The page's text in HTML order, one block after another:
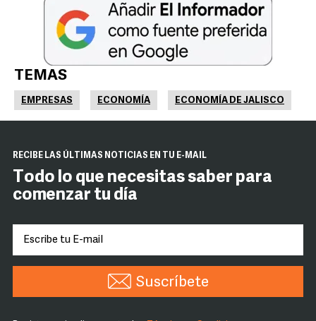
TEMAS
EMPRESAS ECONOMÍA ECONOMÍA DE JALISCO
RECIBE LAS ÚLTIMAS NOTICIAS EN TU E-MAIL
Todo lo que necesitas saber para
comenzar tu día
Suscríbete